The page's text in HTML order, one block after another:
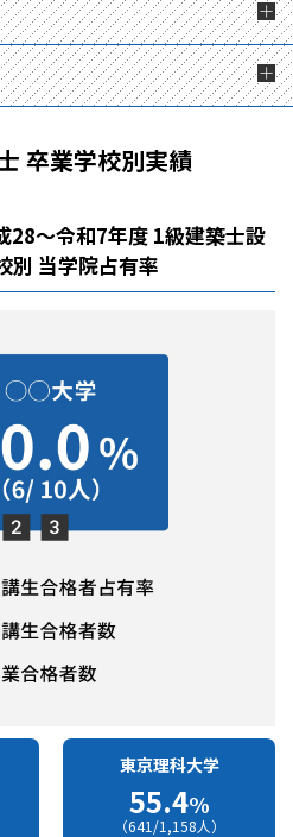
卒業学校別実績
28～令和7年度 1級建築士設
別 当学院占有率
東京理科大学
55.4%
（641/1,158人）